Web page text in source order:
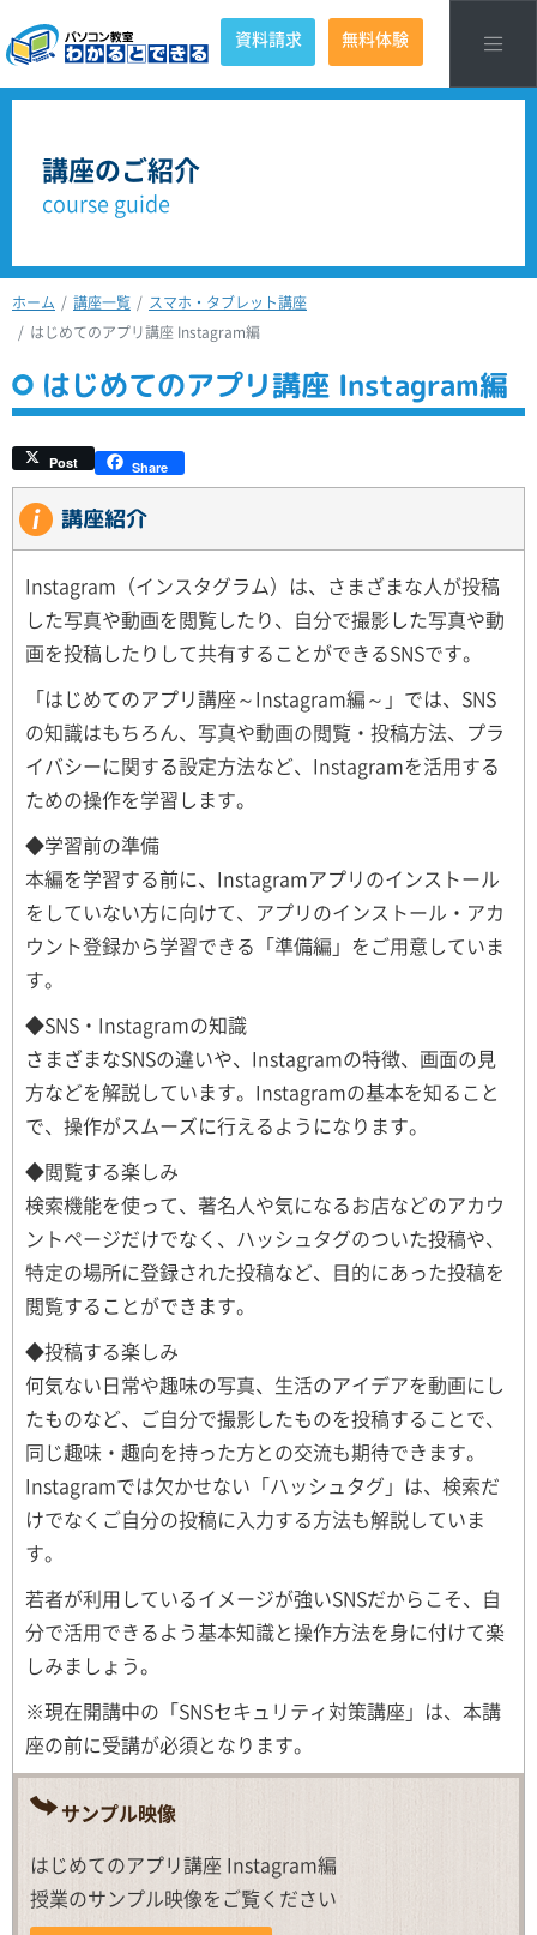
資料請求 無料体験
講座のご紹介
course guide
ホーム 講座一覧
スマホ・タブレット講座
はじめてのアプリ講座 Instagram編
はじめてのアプリ講座 Instagram編
Post Share
講座紹介
Instagram（インスタグラム）は、さまざまな人が投稿
した写真や動画を閲覧したり、自分で撮影した写真や動
画を投稿したりして共有することができるSNSです。
「はじめてのアプリ講座～Instagram編～」では、SNS
の知識はもちろん、写真や動画の閲覧・投稿方法、プラ
イバシーに関する設定方法など、Instagramを活用する
ための操作を学習します。
◆学習前の準備
本編を学習する前に、Instagramアプリのインストール
をしていない方に向けて、アプリのインストール・アカ
ウント登録から学習できる「準備編」をご用意していま
す。
◆SNS・Instagramの知識
さまざまなSNSの違いや、Instagramの特徴、画面の見
方などを解説しています。Instagramの基本を知ること
で、操作がスムーズに行えるようになります。
◆閲覧する楽しみ
検索機能を使って、著名人や気になるお店などのアカウ
ントページだけでなく、ハッシュタグのついた投稿や、
特定の場所に登録された投稿など、目的にあった投稿を
閲覧することができます。
◆投稿する楽しみ
何気ない日常や趣味の写真、生活のアイデアを動画にし
たものなど、ご自分で撮影したものを投稿することで、
同じ趣味・趣向を持った方との交流も期待できます。
Instagramでは欠かせない「ハッシュタグ」は、検索だ
けでなくご自分の投稿に入力する方法も解説していま
す。
若者が利用しているイメージが強いSNSだからこそ、自
分で活用できるよう基本知識と操作方法を身に付けて楽
しみましょう。
※現在開講中の「SNSセキュリティ対策講座」は、本講
座の前に受講が必須となります。
サンプル映像
はじめてのアプリ講座 Instagram編
授業のサンプル映像をご覧ください